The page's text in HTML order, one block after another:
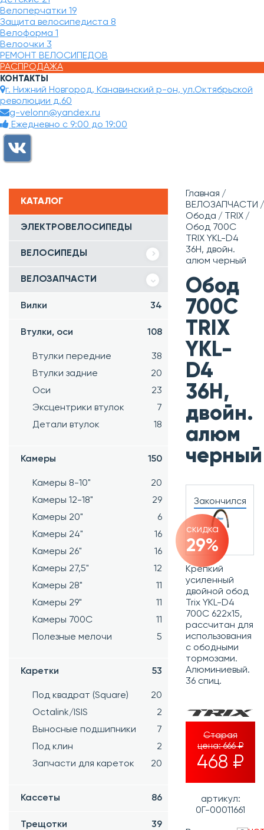
Велоперчатки 19
Защита велосипедиста 8
Велоформа 1
Велоочки 3
РЕМОНТ ВЕЛОСИПЕДОВ
РАСПРОДАЖА
КОНТАКТЫ
г. Нижний Новгород, Канавинский р-он, ул.Октябрьской
революции д.60
g-velonn@yandex.ru
Ежедневно с 9:00 до 19:00
КАТАЛОГ
ЭЛЕКТРОВЕЛОСИПЕДЫ
ВЕЛОСИПЕДЫ
ВЕЛОЗАПЧАСТИ
Вилки 34
Втулки, оси 108
Втулки передние
38
Втулки задние
20
Оси
23
Эксцентрики втулок
7
Детали втулок
18
Камеры 150
Камеры 8-10"
20
Камеры 12-18"
29
Камеры 20"
6
Камеры 24"
16
Камеры 26"
16
Камеры 27,5"
12
Камеры 28"
11
Камеры 29"
11
Камеры 700C
11
Полезные мелочи
5
Каретки 53
Под квадрат (Square)
20
Octalink/ISIS
2
Выносные подшипники
7
Под клин
2
Запчасти для кареток
20
Кассеты 86
Трещотки 39
Главная
ВЕЛОЗАПЧАСТИ
Обода
TRIX
Обод 700C
TRIX YKL-D4
36H, двойн.
алюм черный
Обод
700C
TRIX
YKL-
D4
36H,
двойн.
алюм
черный
Закончился
скидка
29%
Крепкий
усиленный
двойной обод
Trix YKL-D4
700С 622x15,
рассчитан для
использования
с ободными
тормозами.
Алюминиевый.
36 спиц.
Старая
цена:666 ₽
468 ₽
артикул:
0Г-00011661